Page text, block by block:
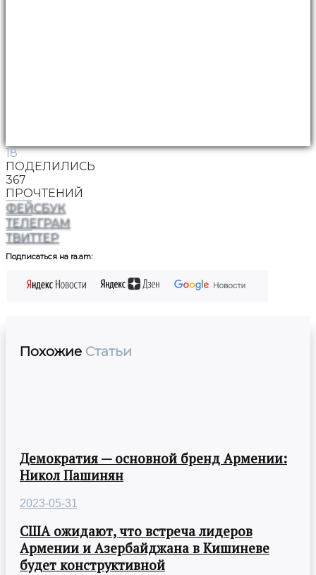
18
ПОДЕЛИЛИСЬ
367
ПРОЧТЕНИЙ
ФЕЙСБУК
ТЕЛЕГРАМ
ТВИТТЕР
Подписаться на ra.am:
Похожие Статьи
Демократия — основной бренд Армении:
Никол Пашинян
2023-05-31
США ожидают, что встреча лидеров
Армении и Азербайджана в Кишиневе
будет конструктивной